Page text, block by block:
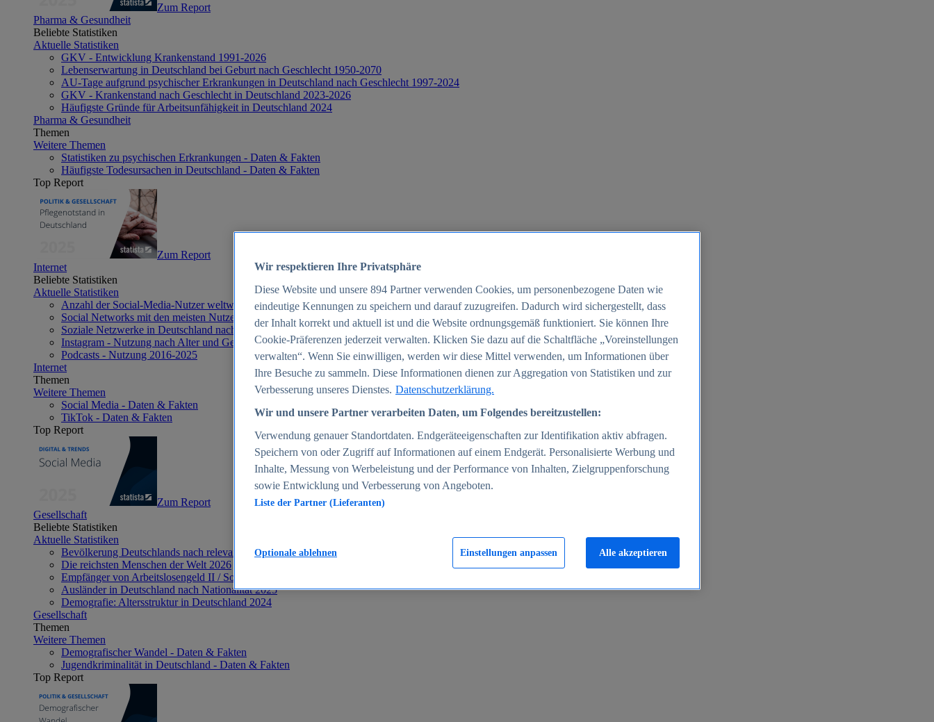
Zum Report
Pharma & Gesundheit
Beliebte Statistiken
Aktuelle Statistiken
GKV - Entwicklung Krankenstand 1991-2026
Lebenserwartung in Deutschland bei Geburt nach Geschlecht 1950-2070
AU-Tage aufgrund psychischer Erkrankungen in Deutschland nach Geschlecht 1997-2024
GKV - Krankenstand nach Geschlecht in Deutschland 2023-2026
Häufigste Gründe für Arbeitsunfähigkeit in Deutschland 2024
Pharma & Gesundheit
Themen
Weitere Themen
Statistiken zu psychischen Erkrankungen - Daten & Fakten
Häufigste Todesursachen in Deutschland - Daten & Fakten
Top Report
Zum Report
Internet
Beliebte Statistiken
Aktuelle Statistiken
Anzahl der Social-Media-Nutzer weltweit 2012-2025
Social Networks mit den meisten Nutzern weltweit 2025
Soziale Netzwerke in Deutschland nach Generationen 2025
Instagram - Nutzung nach Alter und Geschlecht in Deutschland 2025
Podcasts - Nutzung 2016-2025
Internet
Themen
Weitere Themen
Social Media - Daten & Fakten
TikTok - Daten & Fakten
Top Report
Zum Report
Gesellschaft
Beliebte Statistiken
Aktuelle Statistiken
Bevölkerung Deutschlands nach relevanten Altersgruppen 2024
Die reichsten Menschen der Welt 2026
Empfänger von Arbeitslosengeld II / Sozialgeld / Bürgergeld in Deutschland 2005-2025
Ausländer in Deutschland nach Nationalität 2025
Demografie: Altersstruktur in Deutschland 2024
Gesellschaft
Themen
Weitere Themen
Demografischer Wandel - Daten & Fakten
Jugendkriminalität in Deutschland - Daten & Fakten
Top Report
Wir respektieren Ihre Privatsphäre
Diese Website und unsere 894 Partner verwenden Cookies, um personenbezogene Daten wie
eindeutige Kennungen zu speichern und darauf zuzugreifen. Dadurch wird sichergestellt, dass
der Inhalt korrekt und aktuell ist und die Website ordnungsgemäß funktioniert. Sie können Ihre
Cookie-Präferenzen jederzeit verwalten. Klicken Sie dazu auf die Schaltfläche „Voreinstellungen
verwalten“. Wenn Sie einwilligen, werden wir diese Mittel verwenden, um Informationen über
Ihre Besuche zu sammeln. Diese Informationen dienen zur Aggregation von Statistiken und zur
Verbesserung unseres Dienstes. Datenschutzerklärung.
Wir und unsere Partner verarbeiten Daten, um Folgendes bereitzustellen:
Verwendung genauer Standortdaten. Endgeräteeigenschaften zur Identifikation aktiv abfragen.
Speichern von oder Zugriff auf Informationen auf einem Endgerät. Personalisierte Werbung und
Inhalte, Messung von Werbeleistung und der Performance von Inhalten, Zielgruppenforschung
sowie Entwicklung und Verbesserung von Angeboten.
Liste der Partner (Lieferanten)
Einstellungen anpassen
Optionale ablehnen Alle akzeptieren